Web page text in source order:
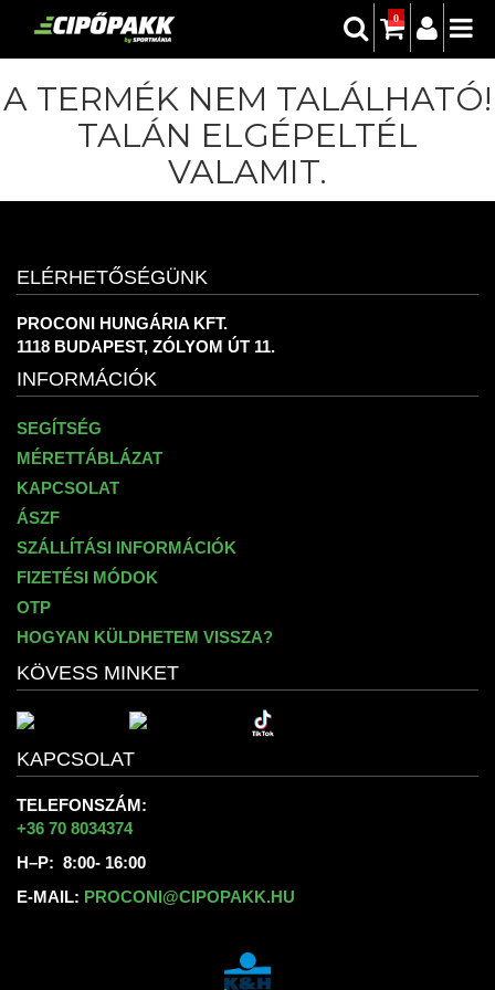
0
A TERMÉK NEM TALÁLHATÓ!
TALÁN ELGÉPELTÉL
VALAMIT.
ELÉRHETŐSÉGÜNK
PROCONI HUNGÁRIA KFT.
1118 BUDAPEST, ZÓLYOM ÚT 11.
INFORMÁCIÓK
SEGÍTSÉG
MÉRETTÁBLÁZAT
KAPCSOLAT
ÁSZF
SZÁLLÍTÁSI INFORMÁCIÓK
FIZETÉSI MÓDOK
OTP
HOGYAN KÜLDHETEM VISSZA?
KÖVESS MINKET
KAPCSOLAT
TELEFONSZÁM:
+36 70 8034374
H–P: 8:00- 16:00
E-MAIL: PROCONI@CIPOPAKK.HU